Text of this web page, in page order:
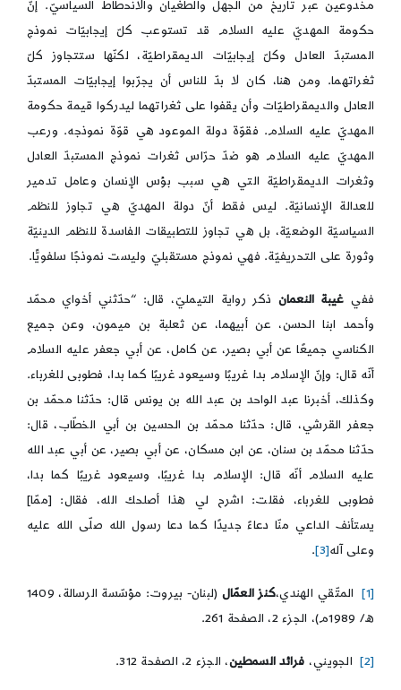
مخدوعين عبر تاريخ من الجهل والطغيان والانحطاط السياسيّ. إنّ
حكومة المهديّ عليه السلام قد تستوعب كلّ إيجابيّات نموذج
المستبدّ العادل وكلّ إيجابيّات الديمقراطيّة، لكنّها ستتجاوز كلّ
ثغراتهما. ومن هنا، كان لا بدّ للناس أن يجرّبوا إيجابيّات المستبدّ
العادل والديمقراطيّات وأن يقفوا على ثغراتهما ليدركوا قيمة حكومة
المهديّ عليه السلام. فقوّة دولة الموعود هي قوّة نموذجه. ورعب
المهديّ عليه السلام هو ضدّ حرّاس ثغرات نموذج المستبدّ العادل
وثغرات الديمقراطيّة التي هي سبب بؤس الإنسان وعامل تدمير
للعدالة الإنسانيّة. ليس فقط أنّ دولة المهديّ هي تجاوز للنظم
السياسيّة الوضعيّة، بل هي تجاوز للتطبيقات الفاسدة للنظم الدينيّة
وثورة على التحريفيّة. فهي نموذج مستقبليّ وليست نموذجًا سلفويًّا.
ففي غيبة النعمان ذكر رواية التيمليّ، قال: “حدّثني أخواي محمّد
وأحمد ابنا الحسن، عن أبيهما، عن ثعلبة بن ميمون، وعن جميع
الكناسي جميعًا عن أبي بصير، عن كامل، عن أبي جعفر عليه السلام
أنّه قال: وإنّ الإسلام بدا غريبًا وسيعود غريبًا كما بدا، فطوبى للغرباء.
وكذلك، أخبرنا عبد الواحد بن عبد الله بن يونس قال: حدّثنا محمّد بن
جعفر القرشي، قال: حدّثنا محمّد بن الحسين بن أبي الخطّاب، قال:
حدّثنا محمّد بن سنان، عن ابن مسكان، عن أبي بصير، عن أبي عبد الله
عليه السلام أنّه قال: الإسلام بدا غريبًا، وسيعود غريبًا كما بدا،
فطوبى للغرباء، فقلت: اشرح لي هذا أصلحك الله، فقال: [ممّا]
يستأنف الداعي منّا دعاءً جديدًا كما دعا رسول الله صلّى الله عليه
وعلى آله[3]
.
[1] المتّقي الهندي،كنز العمّال
(لبنان- بيروت: مؤسّسة الرسالة، 1409
ه/ 1989م)، الجزء 2، الصفحة 261.
[2] الجويني، فرائد السمطين، الجزء 2، الصفحة 312.